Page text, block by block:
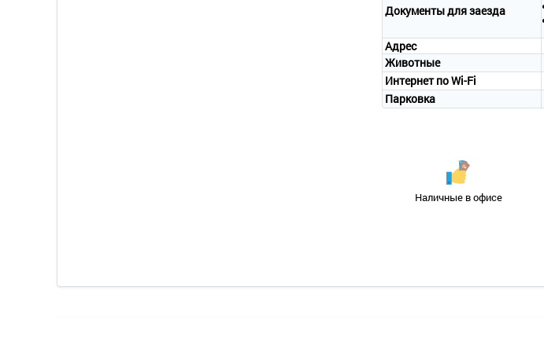
Документы для заезда
Адрес
Животные
Интернет по Wi-Fi
Парковка
Наличные в офисе